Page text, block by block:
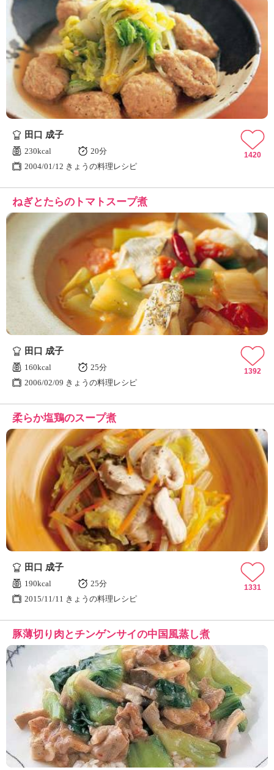
田口 成子
230kcal
20分
2004/01/12 きょうの料理レシピ
1420
ねぎとたらのトマトスープ煮
田口 成子
160kcal
25分
2006/02/09 きょうの料理レシピ
1392
柔らか塩鶏のスープ煮
田口 成子
190kcal
25分
2015/11/11 きょうの料理レシピ
1331
豚薄切り肉とチンゲンサイの中国風蒸し煮